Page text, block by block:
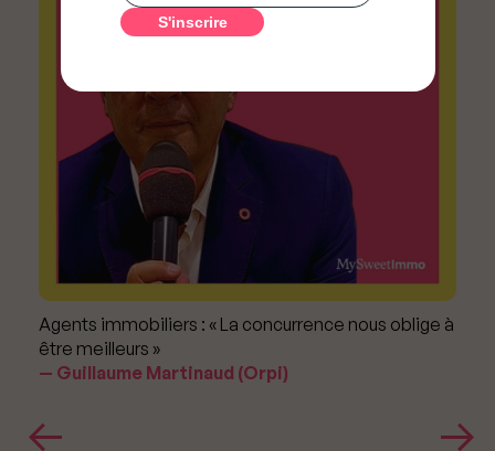
Agents immobiliers : « La concurrence nous oblige à
être meilleurs »
Guillaume Martinaud (Orpi)